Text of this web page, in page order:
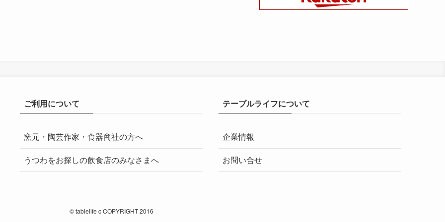
ご利用について
窯元・陶芸作家・食器商社の方へ
うつわをお探しの飲食店のみなさまへ
テーブルライフについて
企業情報
お問い合せ
©tablelife c COPYRIGHT 2016